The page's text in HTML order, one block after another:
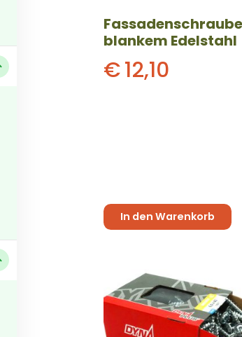
blankem Edelstahl
€12,10
In den Warenkorb